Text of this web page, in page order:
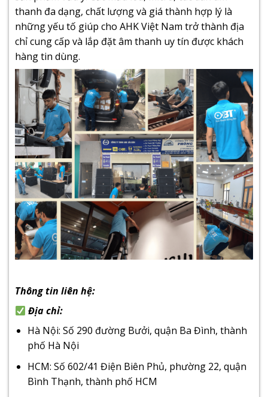
thanh đa dạng, chất lượng và giá thành hợp lý là
những yếu tố giúp cho AHK Việt Nam trở thành địa
chỉ cung cấp và lắp đặt âm thanh uy tín được khách
hàng tin dùng.
Thông tin liên hệ:
Địa chỉ:
Hà Nội: Số 290 đường Bưởi, quận Ba Đình, thành
phố Hà Nội
HCM: Số 602/41 Điện Biên Phủ, phường 22, quận
Bình Thạnh, thành phố HCM